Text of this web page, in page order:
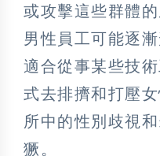
或攻擊這些群體
男性員工可能逐
適合從事某些技
式去排擠和打壓
所中的性別歧視
獗。